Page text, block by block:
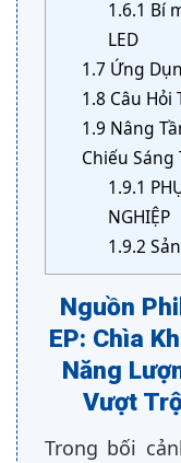
1.6.1 Bí
LED
1.7 Ứng
1.8 Câu Hỏi
1.9 Nâng
Chiếu Sáng
1.9.1
NGHIỆP
1.9.2
Nguồn
EP: Chìa
Năng
Vượt
Trong bối